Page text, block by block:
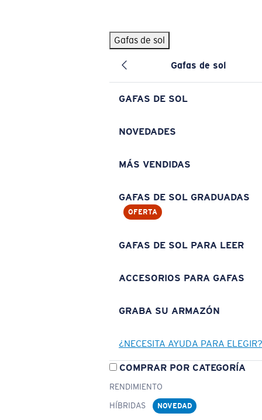
Gafas de sol
Gafas de sol
GAFAS DE SOL
NOVEDADES
MÁS VENDIDAS
GAFAS DE SOL GRADUADAS
OFERTA
GAFAS DE SOL PARA LEER
ACCESORIOS PARA GAFAS
GRABA SU ARMAZÓN
¿NECESITA AYUDA PARA ELEGIR?
COMPRAR POR CATEGORÍA
RENDIMIENTO
HÍBRIDAS
NOVEDAD
BÚSQUEDAS POPULARES
Pilothouse PRO Limited Edition Pack Exclusivo
Gafas de sol personalizadas
Los más vendidos de gafas de sol